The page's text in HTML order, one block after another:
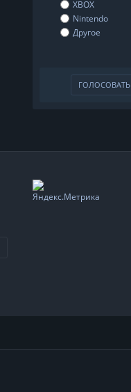
XBOX
Nintendo
Другое
ГОЛОСОВАТЬ